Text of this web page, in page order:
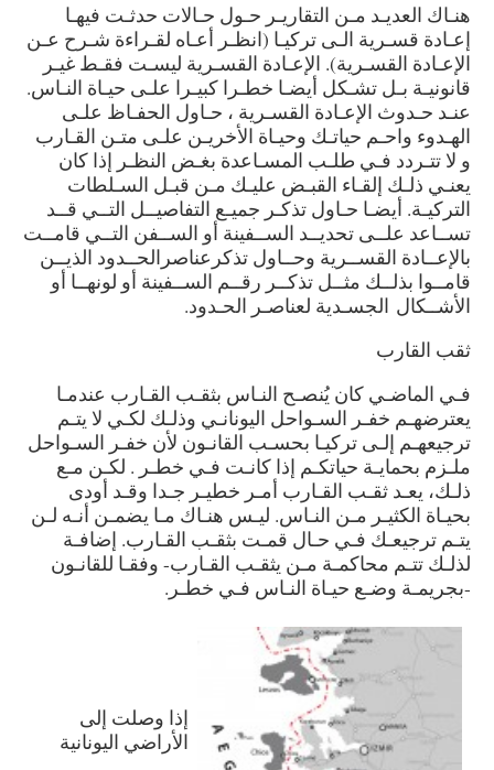
هنـاك العديـد مـن التقاريـر حـول حـالات حدثـت فيهـا
إعـادة قسـرية الـى تركيـا (انظـر أعـاه لقـراءة شـرح عـن
الإعـادة القسـرية). الإعـادة القسـرية ليسـت فقـط غيـر
قانونيـة بـل تشـكل أيضـا خطـرا كبيـرا علـى حيـاة النـاس.
عنـد حـدوث الإعـادة القسـرية ، حـاول الحفـاظ علـى
الهـدوء واحـم حياتـك وحيـاة الأخريـن علـى متـن القـارب
و لا تتـردد فـي طلـب المسـاعدة بغـض النظـر إذا كان
يعنـي ذلـك إلقـاء القبـض عليـك مـن قبـل السـلطات
التركيـة. أيضـا حـاول تذكـر جميـع التفاصيــل التــي قــد
تســاعد علــى تحديــد الســفينة أو الســفن التــي قامــت
بالإعــادة القســرية وحــاول تذكرعناصرالحــدود الذيــن
قامــوا بذلــك مثــل تذكــر رقــم الســفينة أو لونهــا أو
الأشــكال الجسـدية لعناصـر الحـدود.
ثقب القارب
فـي الماضـي كان يُنصـح النـاس بثقـب القـارب عندمـا
يعترضهـم خفـر السـواحل اليونانـي وذلـك لكـي لا يتـم
ترجيعهـم إلـى تركيـا بحسـب القانـون لأن خفـر السـواحل
ملـزم بحمايـة حياتكـم إذا كانـت فـي خطـر . لكـن مـع
ذلـك، يعـد ثقـب القـارب أمـر خطيـر جـدا وقـد أودى
بحيـاة الكثيـر مـن النـاس. ليـس هنـاك مـا يضمـن أنـه لـن
يتـم ترجيعـك فـي حـال قمـت بثقـب القـارب. إضافـة
لذلـك تتـم محاكمـة مـن يثقـب القـارب- وفقـا للقانـون
-بجريمـة وضـع حيـاة النـاس فـي خطـر.
إذا وصلت إلى
الأراضي اليونانية